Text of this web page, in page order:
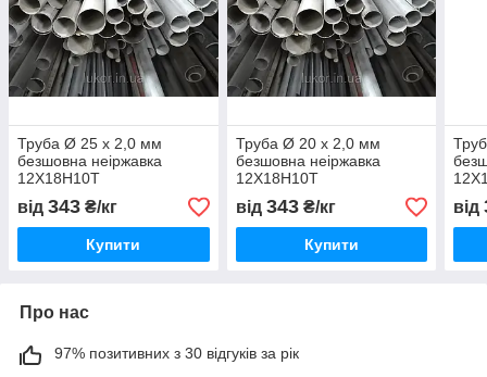
Труба Ø 25 х 2,0 мм
безшовна неіржавка
12Х18Н10Т
від 343 ₴/кг
Купити
Труба Ø 20 х 2,0 мм
безшовна неіржавка
12Х18Н10Т
від 343₴/кг
Купити
від
Про нас
97% позитивних з 30 відгуків за рік